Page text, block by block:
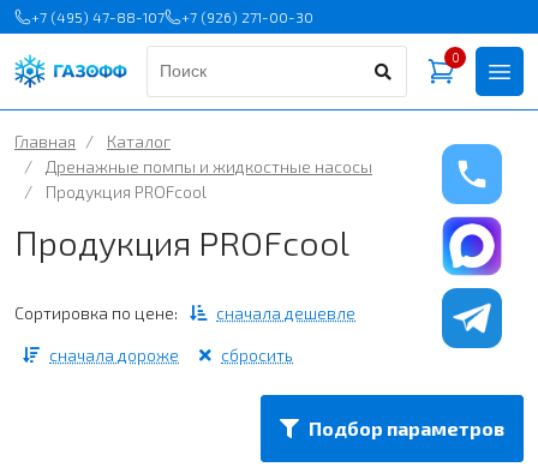
+7 (495) 47-88-107 +7 (926) 271-00-30
0
Главная /
Каталог
/
Дренажные помпы и жидкостные насосы
/
Продукция PROFcool
Продукция PROFcool
Сортировка по цене: сначала дешевле
сначала дороже сбросить
Подбор параметров